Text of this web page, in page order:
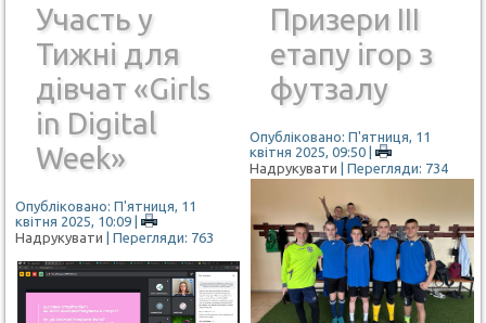
Участь у
Тижні для
дівчат «Girls
in Digital
Week»
Опубліковано: П'ятниця, 11
квітня 2025, 10:09 |
Надрукувати
| Перегляди: 763
Призери ІІІ
етапу ігор з
футзалу
Опубліковано: П'ятниця, 11
квітня 2025, 09:50|
Надрукувати
| Перегляди: 734